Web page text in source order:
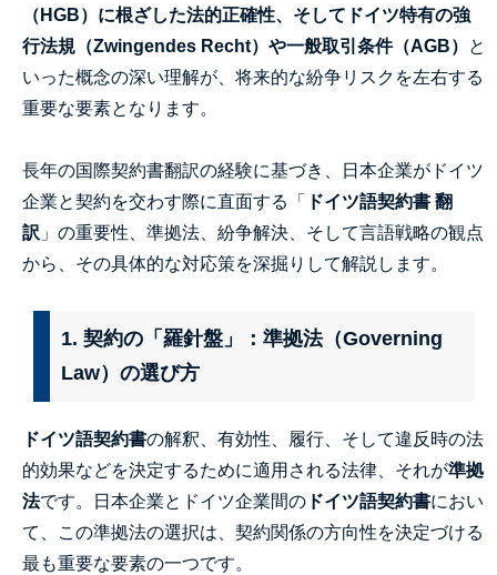
（HGB）に根ざした法的正確性、そしてドイツ特有の強
行法規（Zwingendes Recht）や一般取引条件（AGB）
と
いった概念の深い理解が、将来的な紛争リスクを左右する
重要な要素となります。
長年の国際契約書翻訳の経験に基づき、日本企業がドイツ
企業と契約を交わす際に直面する「
ドイツ語契約書 翻
訳 」の重要性、準拠法、紛争解決、そして言語戦略の観点
から、その具体的な対応策を深掘りして解説します。
1. 契約の「羅針盤」：準拠法（Governing
Law）の選び方
ドイツ語契約書の解釈、有効性、履行、そして違反時の法
的効果などを決定するために適用される法律、それが準拠
法です。日本企業とドイツ企業間の ドイツ語契約書におい
て、この準拠法の選択は、契約関係の方向性を決定づける
最も重要な要素の一つです。